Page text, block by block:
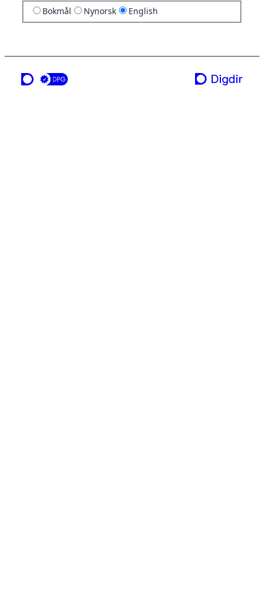
Bokmål Nynorsk English